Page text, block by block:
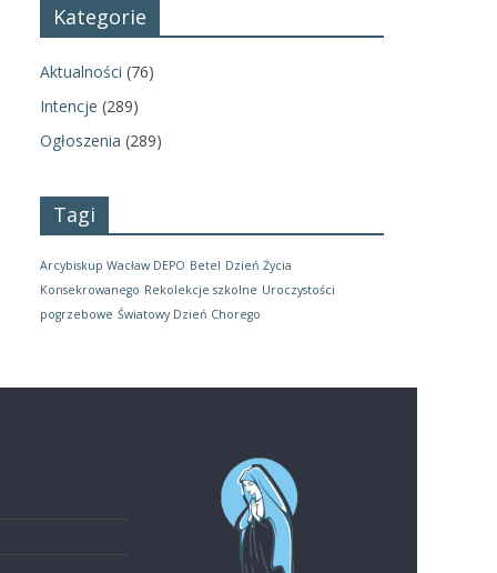
Kategorie
Aktualności (76)
Intencje (289)
Ogłoszenia (289)
Tagi
Arcybiskup Wacław DEPO Betel Dzień Życia
Konsekrowanego Rekolekcje szkolne Uroczystości
pogrzebowe Światowy Dzień Chorego